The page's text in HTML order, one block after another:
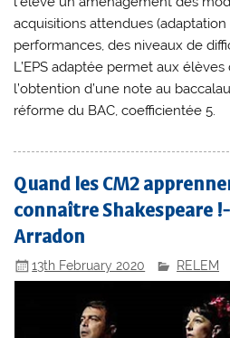
acquisitions attendues
performances, des niveaux de
L’EPS adaptée permet aux
l’obtention d’une note au
réforme du BAC, coefficientée 5.
Quand les CM2
connaître Shakespeare
Arradon
13th February 2020 RELEM